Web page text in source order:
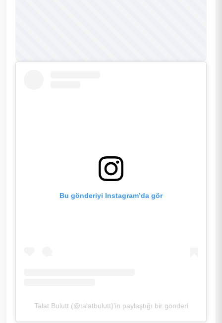
Bu gönderiyi Instagram’da gör
Talat Bulutt (@talatbulutt)’in paylaştığı bir gönderi